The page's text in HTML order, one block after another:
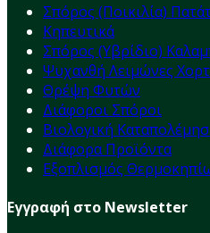
Σπόρος (Ποικιλία)
Κηπευτικά
Σπόρος (Υβρίδιο)
Ψυχανθή Λειμώνες
Θρέψη Φυτών
Διάφοροι Σπόροι
Βιολογική
Διάφορα Προϊόντα
Εξοπλισμός
Εγγραφή στο Newsletter